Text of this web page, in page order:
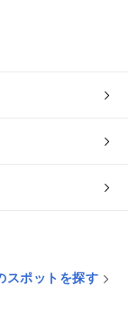
スポットを探す